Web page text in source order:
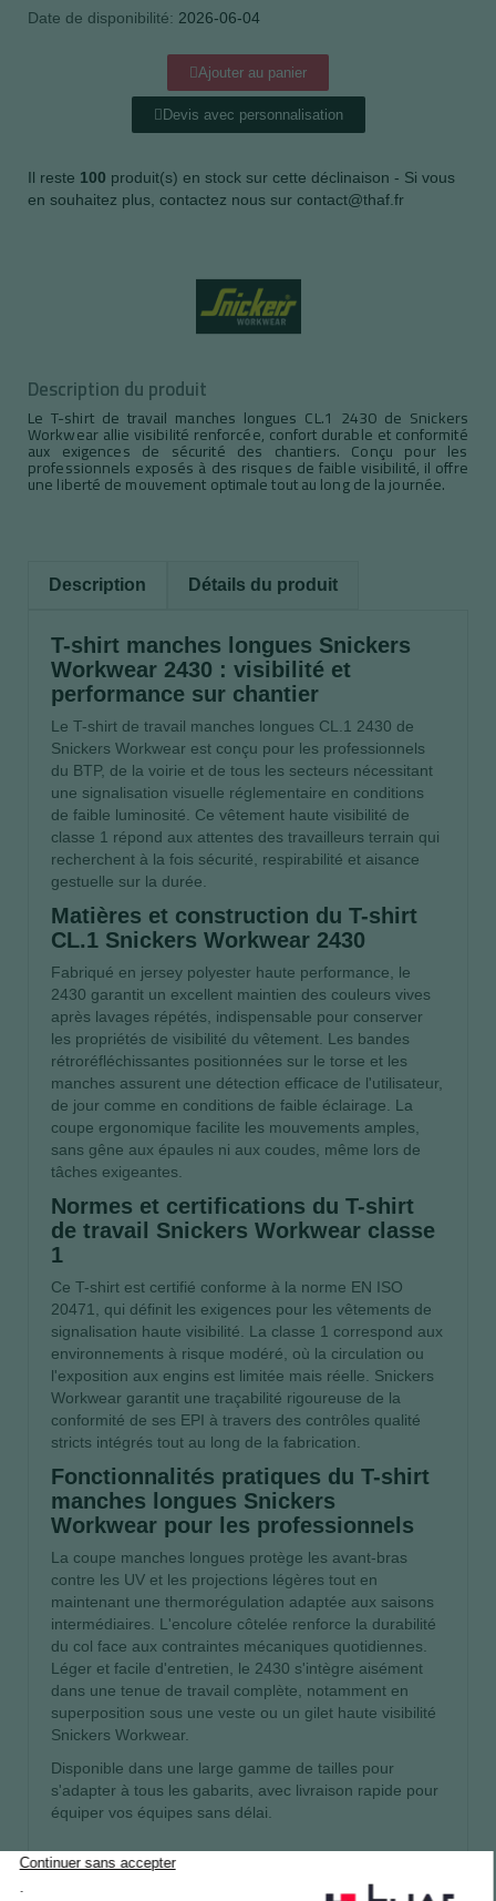
Date de disponibilité: 2026-06-04
Ajouter au panier
Devis avec personnalisation
Il reste 100 produit(s) en stock sur cette déclinaison - Si vous
en souhaitez plus, contactez nous sur contact@thaf.fr
Description du produit
Le T-shirt de travail manches longues CL.1 2430 de Snickers
Workwear allie visibilité renforcée, confort durable et conformité
aux exigences de sécurité des chantiers. Conçu pour les
professionnels exposés à des risques de faible visibilité, il offre
une liberté de mouvement optimale tout au long de la journée.
Description Détails du produit
T-shirt manches longues Snickers
Workwear 2430 : visibilité et
performance sur chantier
Le T-shirt de travail manches longues CL.1 2430 de
Snickers Workwear est conçu pour les professionnels
du BTP, de la voirie et de tous les secteurs nécessitant
une signalisation visuelle réglementaire en conditions
de faible luminosité. Ce vêtement haute visibilité de
classe 1 répond aux attentes des travailleurs terrain qui
recherchent à la fois sécurité, respirabilité et aisance
gestuelle sur la durée.
Matières et construction du T-shirt
CL.1 Snickers Workwear 2430
Fabriqué en jersey polyester haute performance, le
2430 garantit un excellent maintien des couleurs vives
après lavages répétés, indispensable pour conserver
les propriétés de visibilité du vêtement. Les bandes
rétroréfléchissantes positionnées sur le torse et les
manches assurent une détection efficace de l'utilisateur,
de jour comme en conditions de faible éclairage. La
coupe ergonomique facilite les mouvements amples,
sans gêne aux épaules ni aux coudes, même lors de
tâches exigeantes.
Normes et certifications du T-shirt
de travail Snickers Workwear classe
1
Ce T-shirt est certifié conforme à la norme EN ISO
20471, qui définit les exigences pour les vêtements de
signalisation haute visibilité. La classe 1 correspond aux
environnements à risque modéré, où la circulation ou
l'exposition aux engins est limitée mais réelle. Snickers
Workwear garantit une traçabilité rigoureuse de la
conformité de ses EPI à travers des contrôles qualité
stricts intégrés tout au long de la fabrication.
Fonctionnalités pratiques du T-shirt
manches longues Snickers
Workwear pour les professionnels
La coupe manches longues protège les avant-bras
contre les UV et les projections légères tout en
maintenant une thermorégulation adaptée aux saisons
intermédiaires. L'encolure côtelée renforce la durabilité
du col face aux contraintes mécaniques quotidiennes.
Léger et facile d'entretien, le 2430 s'intègre aisément
dans une tenue de travail complète, notamment en
superposition sous une veste ou un gilet haute visibilité
Snickers Workwear.
Disponible dans une large gamme de tailles pour
s'adapter à tous les gabarits, avec livraison rapide pour
équiper vos équipes sans délai.